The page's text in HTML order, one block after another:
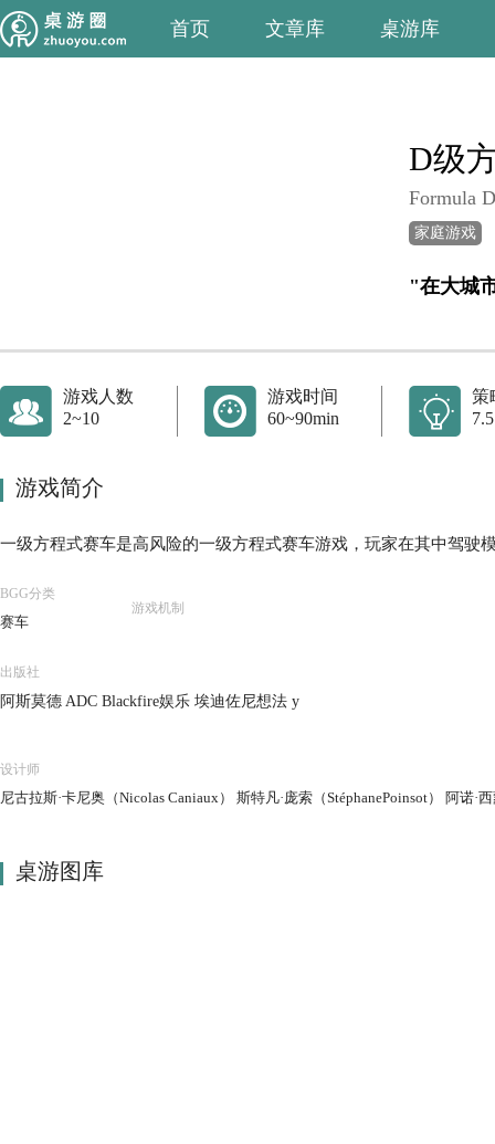
首页 文章库 桌游库
D级
Formula D
家庭游戏
游戏人数
2~10
游戏时间
60~90min
策
7.5
游戏简介
一级方程式赛车是高风险的一级方程式赛车游戏，玩家在其中驾驶
BGG分类
赛车
游戏机制
出版社
阿斯莫德 ADC Blackfire娱乐 埃迪佐尼想法 y
设计师
尼古拉斯·卡尼奥（Nicolas Caniaux） 斯特凡·庞索（StéphanePoinsot） 阿诺·
桌游图库